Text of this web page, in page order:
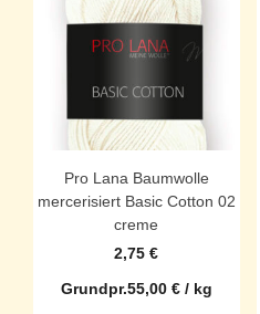
Pro Lana Baumwolle
mercerisiert Basic Cotton 02
creme
2,75€
Grundpr.55,00 €/ kg